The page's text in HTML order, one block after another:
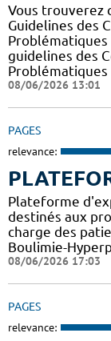
Vous trouverez
Guidelines des
Problématiques
guidelines des
Problématiques
08/06/2026 13:01
PAGES
relevance:
Plateforme
destinés aux
charge des
Boulimie-
08/06/2026 17:03
PAGES
relevance: